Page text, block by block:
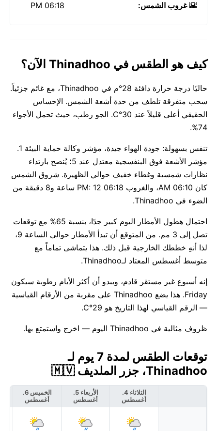
🌇غروب الشمس: 06:18 PM
كيف هو الطقس في Thinadhoo الآن؟
حاليًا درجة حرارة دافئة 28°م في Thinadhoo، مع غائم جزئياً.
سحب متفرقة تلطف من حدة أشعة الشمس. الإحساس
الحقيقي أعلى قليلاً عند 30°C. الجو رطب، حيث تحمل الأجواء
74%.
تنفس بسهولة: جودة الهواء جيدة، مؤشر وكالة حماية البيئة 1.
مؤشر الأشعة فوق البنفسجية معتدل عند 5؛ يُنصح بارتداء
نظارات شمسية وغطاء خفيف حوالي الظهيرة. شروق الشمس
كان 06:10 AM، والغروب 06:18 PM: 12 ساعة و8 دقيقة من
الضوء في Thinadhoo.
احتمال هطول الأمطار اليوم كبير جدًا، بنسبة 65% مع توقعات
تصل إلى 3 مم. من المتوقع أن تبدأ الأمطار حوالي الساعة 9،
لذا أنهِ خططك الخارجية قبل ذلك. هذا يتماشى تماماً مع
متوسط أغسطس المعتاد لـThinadhoo.
إنه أسبوع غير مستقر قادم، ويبدو أن أكثر الأيام رطوبة سيكون
Friday. هذا يضع Thinadhoo على مقربة من الأرقام القياسية
— الرقم القياسي لهذا التاريخ هو 29°C.
ظروف مثالية في Thinadhoo اليوم — اخرج واستمتع بها.
توقعات الطقس لمدة 7 يوم لـ
Thinadhoo، جزر الملديف 🇲🇻
الثلاثاء 4.
أغسطس
الأربعاء 5.
أغسطس
الخميس 6.
أغسطس